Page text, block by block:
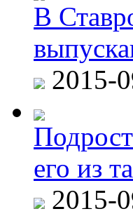
В
2015-
его из
2015-